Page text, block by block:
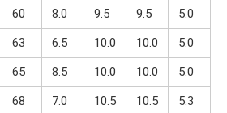
60 8.0 9.5 9.5 5.0
63 6.5 10.0 10.0 5.0
65 8.5 10.0 10.0 5.0
68 7.0 10.5 10.5 5.3